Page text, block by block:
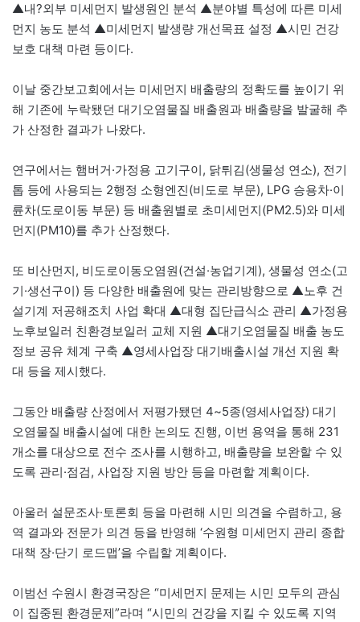
▲내?외부 미세먼지 발생원인 분석 ▲분야별 특성에 따른 미세
먼지 농도 분석 ▲미세먼지 발생량 개선목표 설정 ▲시민 건강
보호 대책 마련 등이다.
이날 중간보고회에서는 미세먼지 배출량의 정확도를 높이기 위
해 기존에 누락됐던 대기오염물질 배출원과 배출량을 발굴해 추
가 산정한 결과가 나왔다.
연구에서는 햄버거·가정용 고기구이, 닭튀김(생물성 연소), 전기
톱 등에 사용되는 2행정 소형엔진(비도로 부문), LPG 승용차·이
륜차(도로이동 부문) 등 배출원별로 초미세먼지(PM2.5)와 미세
먼지(PM10)를 추가 산정했다.
또 비산먼지, 비도로이동오염원(건설·농업기계), 생물성 연소(고
기·생선구이) 등 다양한 배출원에 맞는 관리방향으로 ▲노후 건
설기계 저공해조치 사업 확대 ▲대형 집단급식소 관리 ▲가정용
노후보일러 친환경보일러 교체 지원 ▲대기오염물질 배출 농도
정보 공유 체계 구축 ▲영세사업장 대기배출시설 개선 지원 확
대 등을 제시했다.
그동안 배출량 산정에서 저평가됐던 4~5종(영세사업장) 대기
오염물질 배출시설에 대한 논의도 진행, 이번 용역을 통해 231
개소를 대상으로 전수 조사를 시행하고, 배출량을 보완할 수 있
도록 관리·점검, 사업장 지원 방안 등을 마련할 계획이다.
아울러 설문조사·토론회 등을 마련해 시민 의견을 수렴하고, 용
역 결과와 전문가 의견 등을 반영해 ‘수원형 미세먼지 관리 종합
대책 장·단기 로드맵’을 수립할 계획이다.
이범선 수원시 환경국장은 “미세먼지 문제는 시민 모두의 관심
이 집중된 환경문제”라며 “시민의 건강을 지킬 수 있도록 지역